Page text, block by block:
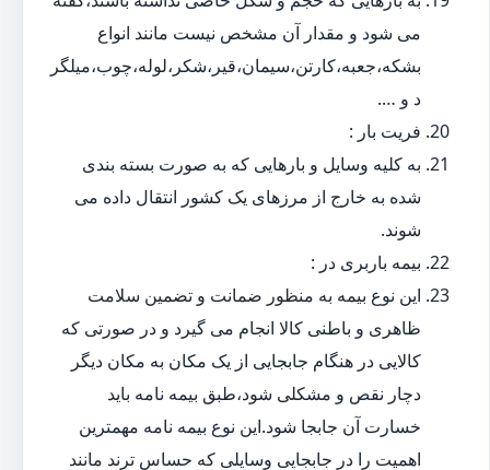
می شود و مقدار آن مشخص نیست مانند انواع
بشکه،جعبه،کارتن،سیمان،قیر،شکر،لوله،چوب،میلگر
د و ….
فریت بار :
به کلیه وسایل و بارهایی که به صورت بسته بندی
شده به خارج از مرزهای یک کشور انتقال داده می
شوند.
بیمه باربری در :
این نوع بیمه به منظور ضمانت و تضمین سلامت
ظاهری و باطنی کالا انجام می گیرد و در صورتی که
کالایی در هنگام جابجایی از یک مکان به مکان دیگر
دچار نقص و مشکلی شود،طبق بیمه نامه باید
خسارت آن جابجا شود.این نوع بیمه نامه مهمترین
اهمیت را در جابجایی وسایلی که حساس ترند مانند